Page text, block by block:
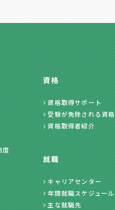
度
資格
資格取得サポート
受験が免除される資格
資格取得者紹介
就職
キャリアセンター
年間就職スケジュール
主な就職先